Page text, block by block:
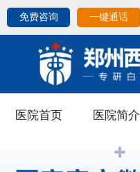
免费咨询 一键通话
医院首页 医院简介